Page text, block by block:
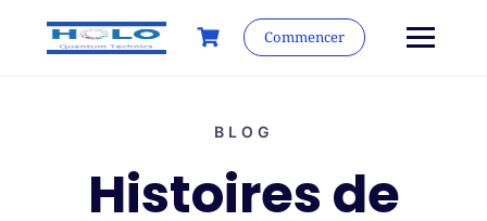
Commencer
BLOG
Histoires de